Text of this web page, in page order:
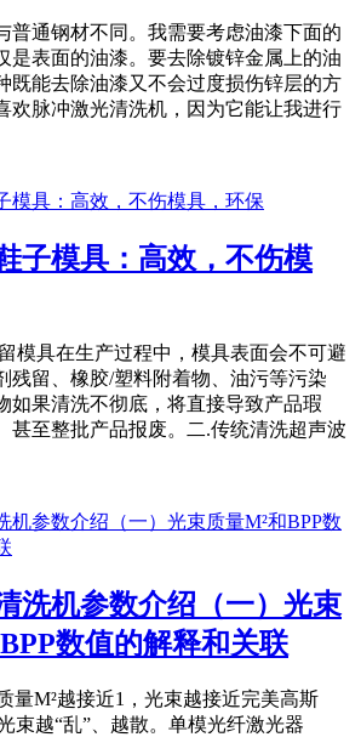
普通钢材不同。我需要考虑油漆下面的
是表面的油漆。要去除镀锌金属上的油
既能去除油漆又不会过度损伤锌层的方
欢脉冲激光清洗机，因为它能让我进行
子模具：高效，不伤模
模具在生产过程中，模具表面会不可避
残留、橡胶/塑料附着物、油污等污染
如果清洗不彻底，将直接导致产品瑕
甚至整批产品报废。二.传统清洗超声波
洗机参数介绍（一）光束
数值的解释和关联
量M²越接近1，光束越接近完美高斯
束越“乱”、越散。单模光纤激光器